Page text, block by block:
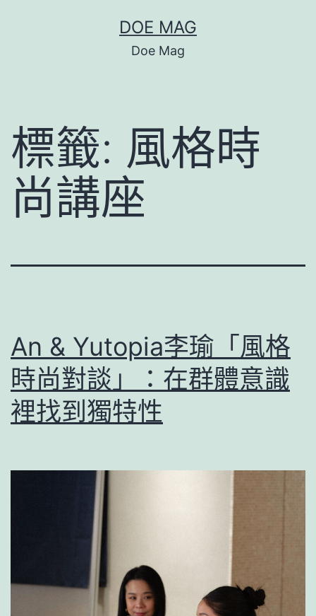
容
DOE MAG
Doe Mag
標籤: 風格時
尚講座
An & Yutopia李瑜「風格
時尚對談」：在群體意識
裡找到獨特性